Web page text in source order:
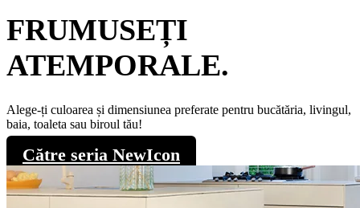
FRUMUSEȚI
ATEMPORALE.
Alege-ți culoarea și dimensiunea preferate pentru bucătăria, livingul,
baia, toaleta sau biroul tău!
Către seria NewIcon